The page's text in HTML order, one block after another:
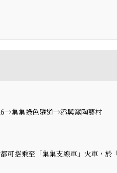
集集綠色隧道→添興窯陶藝村
可搭乘至「集集支線車」火車，於